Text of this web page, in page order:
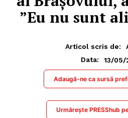
”Eu nu sunt
Articol scris de:
Data:
13/05/
Adaugă-ne ca sursă
Urmărește PRESShub